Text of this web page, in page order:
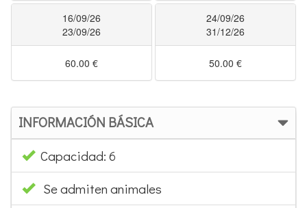
16/09/26
23/09/26
60.00 €
24/09/26
31/12/26
50.00 €
INFORMACIÓN BÁSICA
Capacidad: 6
Se admiten animales